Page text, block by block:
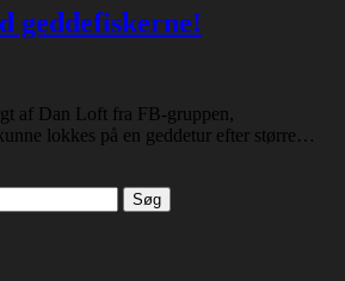
geddefiskerne!
af Dan Loft fra FB-gruppen,
lokkes på en geddetur efter større…